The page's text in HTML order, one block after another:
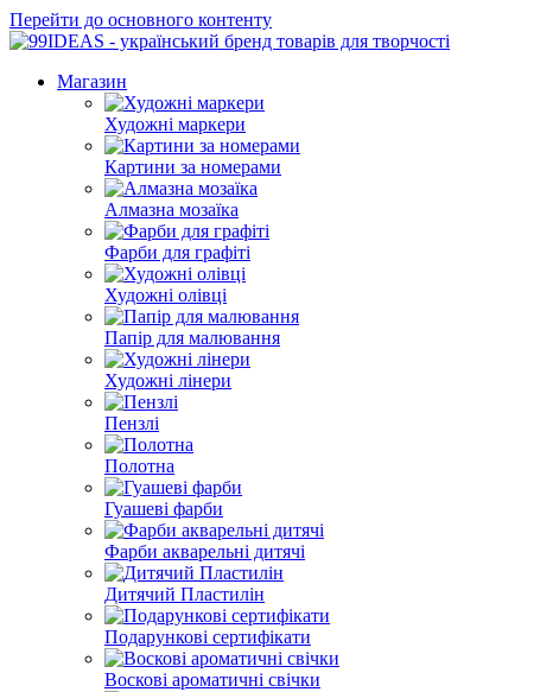
Перейти до основного контенту
Магазин
Художні маркери
Картини за номерами
Алмазна мозаїка
Фарби для графіті
Художні олівці
Папір для малювання
Художні лінери
Пензлі
Полотна
Гуашеві фарби
Фарби акварельні дитячі
Дитячий Пластилін
Подарункові сертифікати
Воскові ароматичні свічки